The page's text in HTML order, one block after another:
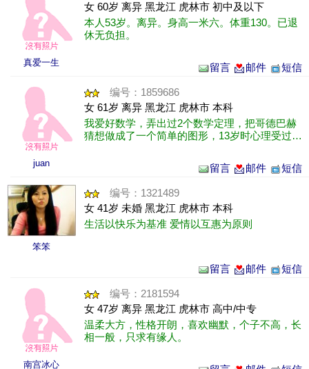
真爱一生
女 60岁 离异 黑龙江 虎林市 初中及以下
本人53岁。离异。身高一米六。体重130。已退
休无负担。
留言 邮件 短信
juan
编号：1859686
女 61岁 离异 黑龙江 虎林市 本科
我爱好数学，弄出过2个数学定理，把哥德巴赫
猜想做成了一个简单的图形，13岁时心理受过伤
过。不研究数学了，研究穴位养生，学......
留言 邮件 短信
笨笨
编号：1321489
女 41岁 未婚 黑龙江 虎林市 本科
生活以快乐为基准 爱情以互惠为原则
留言 邮件 短信
南宫冰心
编号：2181594
女 47岁 离异 黑龙江 虎林市 高中/中专
温柔大方，性格开朗，喜欢幽默，个子不高，长
相一般，只求有缘人。